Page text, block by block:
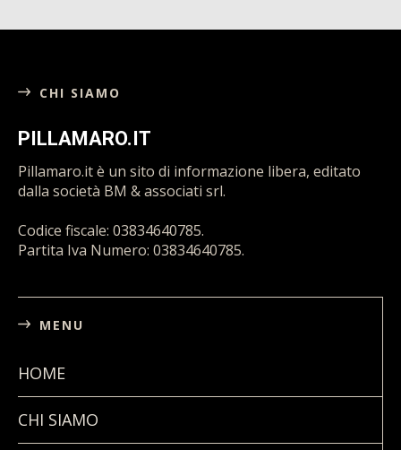
CHI SIAMO
PILLAMARO.IT
Pillamaro.it è un sito di informazione libera, editato
dalla società BM & associati srl.
Codice fiscale: 03834640785.
Partita Iva Numero: 03834640785.
MENU
HOME
CHI SIAMO